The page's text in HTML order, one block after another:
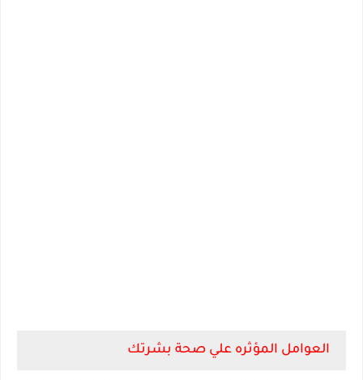
العوامل المؤثره علي صحة بشرتك